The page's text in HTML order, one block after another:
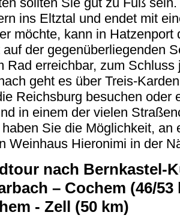
ins Eltztal und endet mit
möchte, kann in
der gegenüberliegenden
Rad erreichbar, zum
geht es über Treis-
Reichsburg besuchen oder
in einem der vielen
Sie die Möglichkeit, an
Weinhaus Hieronimi in der
nach Bernkastel-
– Cochem (46/53
- Zell (50 km)